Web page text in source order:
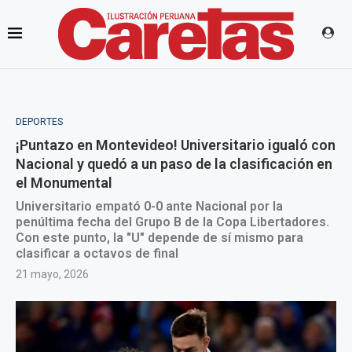
DEPORTES
¡Puntazo en Montevideo! Universitario igualó con
Nacional y quedó a un paso de la clasificación en
el Monumental
Universitario empató 0-0 ante Nacional por la
penúltima fecha del Grupo B de la Copa Libertadores.
Con este punto, la "U" depende de sí mismo para
clasificar a octavos de final
21 mayo, 2026